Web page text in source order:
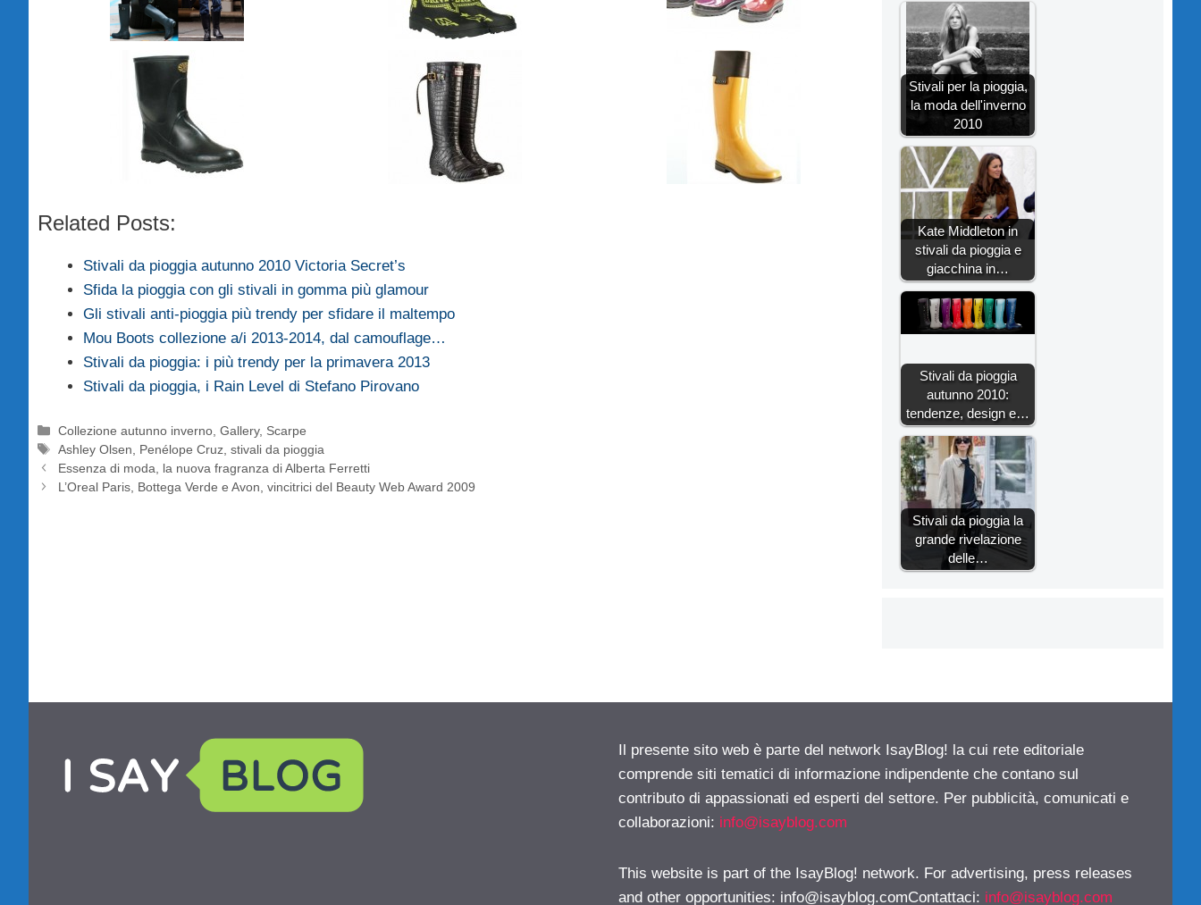
Related Posts:
Stivali da pioggia autunno 2010 Victoria Secret’s
Sfida la pioggia con gli stivali in gomma più glamour
Gli stivali anti-pioggia più trendy per sfidare il maltempo
Mou Boots collezione a/i 2013-2014, dal camouflage…
Stivali da pioggia: i più trendy per la primavera 2013
Stivali da pioggia, i Rain Level di Stefano Pirovano
Categorie
Collezione autunno inverno ,Gallery, Scarpe
Tag
Ashley Olsen Penélope Cruz ,stivali da pioggia
Essenza di moda, la nuova fragranza di Alberta Ferretti
L’Oreal Paris, Bottega Verde e Avon, vincitrici del Beauty Web Award 2009
Stivali per la pioggia,
la moda dell'inverno
2010
Kate Middleton in
stivali da pioggia e
giacchina in…
Stivali da pioggia
autunno 2010:
tendenze, design e…
Stivali da pioggia la
grande rivelazione
delle…
Il presente sito web è parte del network IsayBlog! la cui rete editoriale
comprende siti tematici di informazione indipendente che contano sul
contributo di appassionati ed esperti del settore. Per pubblicità, comunicati e
collaborazioni: info@isayblog.com
This website is part of the IsayBlog! network. For advertising, press releases
and other opportunities: info@isayblog.comContattaci: info@isayblog.com